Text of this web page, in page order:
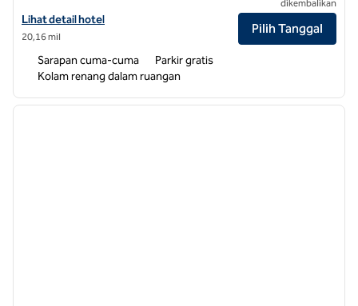
Lihat detail hotel untuk Hampton Inn Galax
Lihat detail hotel
20,16 mil
dikembalikan
Pilih Tanggal
Sarapan cuma-cuma
Parkir gratis
Kolam renang dalam ruangan
1 dari 12